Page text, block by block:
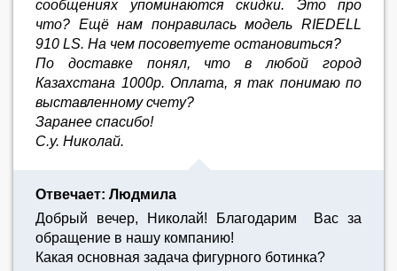
сообщениях упоминаются скидки. Это про
что? Ещё нам понравилась модель RIEDELL
910 LS. На чем посоветуете остановиться?
По доставке понял, что в любой город
Казахстана 1000р. Оплата, я так понимаю по
выставленному счету?
Заранее спасибо!
С.у. Николай.
Отвечает: Людмила
Добрый вечер, Николай! Благодарим Вас за
обращение в нашу компанию!
Какая основная задача фигурного ботинка?